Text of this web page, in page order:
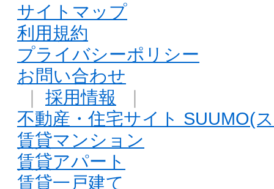
サイトマップ
利用規約
プライバシーポリシー
お問い合わせ
｜ 採用情報 ｜
不動産・住宅サイト SUUMO(
賃貸マンション
賃貸アパート
賃貸一戸建て